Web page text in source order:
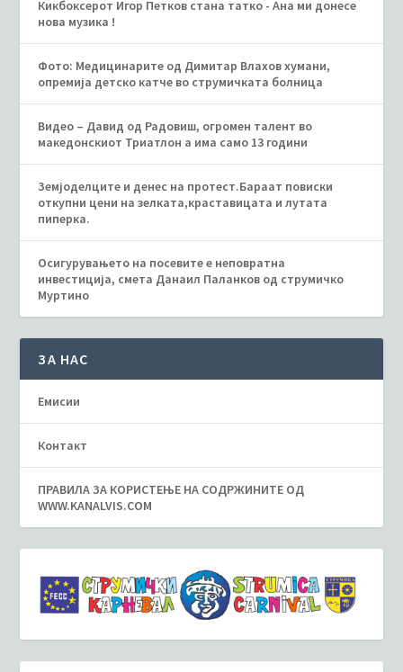
Кикбоксерот Игор Петков стана татко - Ана ми донесе
нова музика !
Фото: Медицинарите од Димитар Влахов хумани,
опремија детско катче во струмичката болница
Видео – Давид од Радовиш, огромен талент во
македонскиот Триатлон а има само 13 години
Земјоделците и денес на протест.Бараат повиски
откупни цени на зелката,краставицата и лутата
пиперка.
Осигурувањето на посевите е неповратна
инвестиција, смета Данаил Паланков од струмичко
Муртино
ЗА НАС
Емисии
Контакт
ПРАВИЛА ЗА КОРИСТЕЊЕ НА СОДРЖИНИТЕ ОД
WWW.KANALVIS.COM